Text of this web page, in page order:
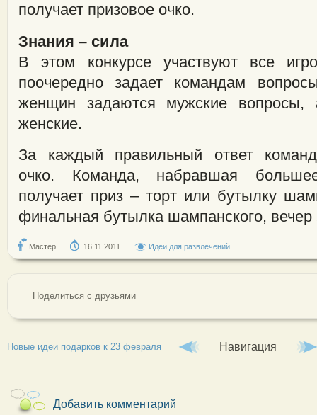
получает призовое очко.
Знания – сила
В этом конкурсе участвуют все
поочередно задает командам
женщин задаются мужские
женские.
За каждый правильный ответ
очко. Команда, набравшая
получает приз – торт или бутылку
финальная бутылка шампанского, вечер
Мастер 16.11.2011 Идеи для развлечений
Поделиться с друзьями
Новые идеи подарков к 23 февраля Навигация
Добавить комментарий